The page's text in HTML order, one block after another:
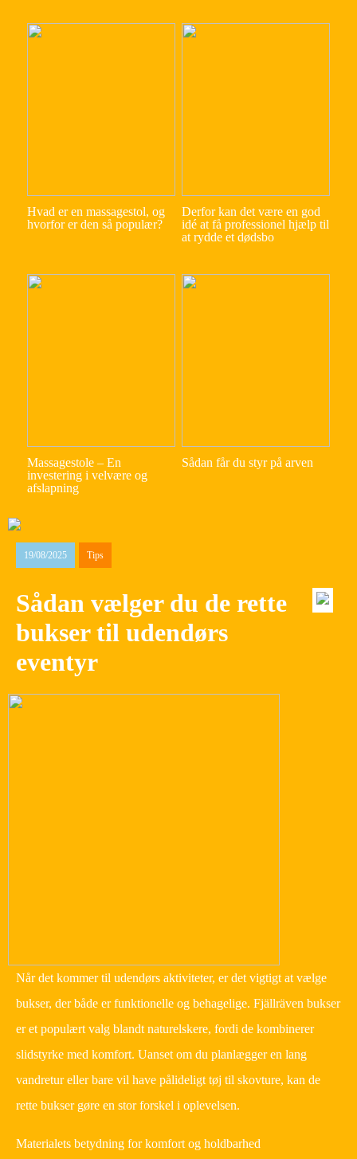
Hvad er en massagestol, og
hvorfor er den så populær?
Derfor kan det være en god
idé at få professionel hjælp til
at rydde et dødsbo
Massagestole – En
investering i velvære og
afslapning
Sådan får du styr på arven
19/08/2025 Tips
Sådan vælger du de rette
bukser til udendørs
eventyr
Når det kommer til udendørs aktiviteter, er det vigtigt at vælge
bukser, der både er funktionelle og behagelige. Fjällräven bukser
er et populært valg blandt naturelskere, fordi de kombinerer
slidstyrke med komfort. Uanset om du planlægger en lang
vandretur eller bare vil have pålideligt tøj til skovture, kan de
rette bukser gøre en stor forskel i oplevelsen.
Materialets betydning for komfort og holdbarhed